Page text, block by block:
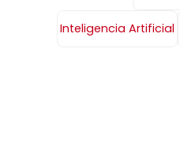
Inteligencia Artificial